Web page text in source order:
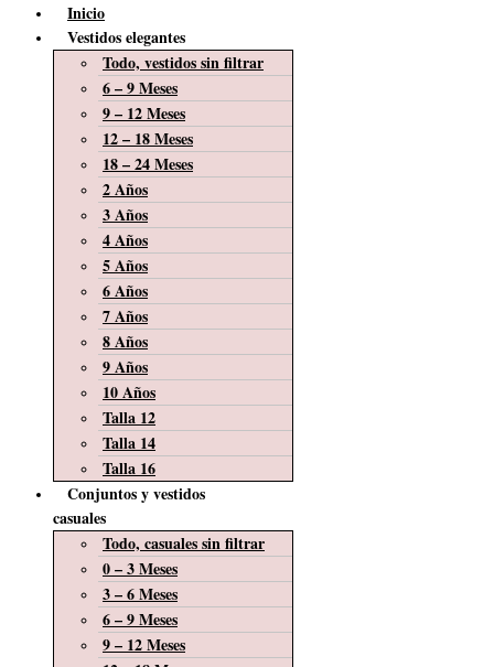
Inicio
Vestidos elegantes
Todo, vestidos sin filtrar
6 – 9 Meses
9 – 12 Meses
12 – 18 Meses
18 – 24 Meses
2 Años
3 Años
4 Años
5 Años
6 Años
7 Años
8 Años
9 Años
10 Años
Talla 12
Talla 14
Talla 16
Conjuntos y vestidos
casuales
Todo, casuales sin filtrar
0 – 3 Meses
3 – 6 Meses
6 – 9 Meses
9 – 12 Meses